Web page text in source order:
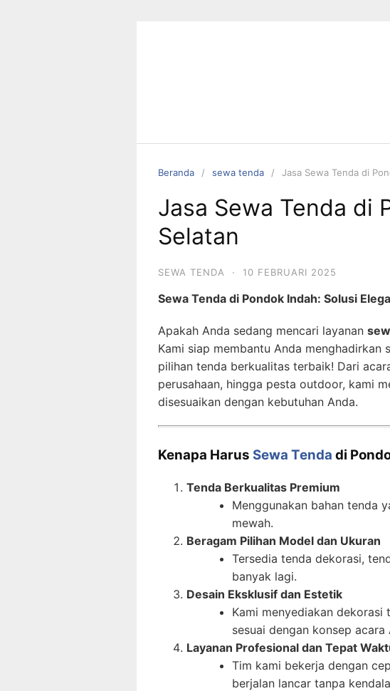
Beranda sewa tenda Jasa Sewa Tenda di
Jasa Sewa Tenda di
Selatan
SEWA TENDA · 10 FEBRUARI 2025
Sewa Tenda di Pondok Indah: Solusi
Apakah Anda sedang mencari layanan
Kami siap membantu Anda menghadirkan
pilihan tenda berkualitas terbaik! Dari
perusahaan, hingga pesta outdoor, kami
disesuaikan dengan kebutuhan Anda.
Kenapa Harus Sewa Tenda di
Tenda Berkualitas Premium
Menggunakan bahan tenda
mewah.
Beragam Pilihan Model dan Ukuran
Tersedia tenda dekorasi,
banyak lagi.
Desain Eksklusif dan Estetik
Kami menyediakan
sesuai dengan konsep acara
Layanan Profesional dan Tepat
Tim kami bekerja dengan
berjalan lancar tanpa